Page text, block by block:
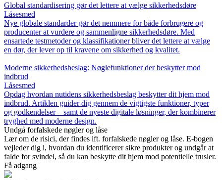
Global standardisering gør det lettere at vælge sikkerhedsdøre
Låsesmed
Nye globale standarder gør det nemmere for både forbrugere og
producenter at vurdere og sammenligne sikkerhedsdøre. Med
ensartede testmetoder og klassifikationer bliver det lettere at vælge
en dør, der lever op til kravene om sikkerhed og kvalitet.
Moderne sikkerhedsbeslag: Nøglefunktioner der beskytter mod
indbrud
Låsesmed
Opdag hvordan nutidens sikkerhedsbeslag beskytter dit hjem mod
indbrud. Artiklen guider dig gennem de vigtigste funktioner, typer
og godkendelser – samt de nyeste digitale løsninger, der kombinerer
tryghed med moderne design.
Undgå forfalskede nøgler og låse
Lær om de risici, der findes ift. forfalskede nøgler og låse. E-bogen
vejleder dig i, hvordan du identificerer sikre produkter og undgår at
falde for svindel, så du kan beskytte dit hjem mod potentielle trusler.
Få adgang